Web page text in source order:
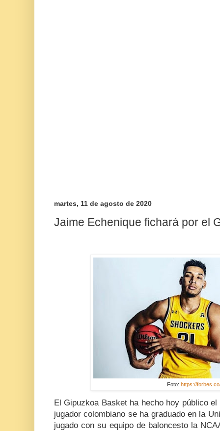
martes, 11 de agosto de 2020
Jaime Echenique fichará por el
Foto: https://
El Gipuzkoa Basket ha hecho hoy público
jugador colombiano se ha graduado en la
jugado con su equipo de baloncesto la